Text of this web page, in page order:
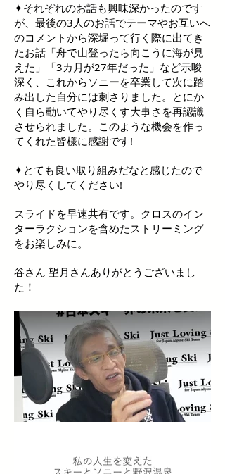
✦それぞれのお話も興味深かったのです
が、最後の3人のお話でテーマやお互いへ
のコメントから深堀って行く際に出てき
たお話「舟で山登ったら向こうに海が見
えた」「3カ月が27年だった」など示唆
深く、これからソニーを卒業して次に踏
み出した自分には刺さりました。とにか
く自ら動いてやり尽くす大事さを再認識
させられました。このような機会を作っ
てくれた皆様に感謝です!
✦とても良い取り組みだなと感じたので
やり尽くしてください!
スライドを早速共有です。クロスのイン
ターラクションを含めたストリーミング
をお楽しみに。
谷さん 望月さんありがとうございまし
た！